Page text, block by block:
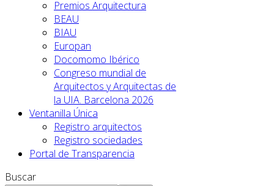
Premios Arquitectura
BEAU
BIAU
Europan
Docomomo Ibérico
Congreso mundial de
Arquitectos y Arquitectas de
la UIA. Barcelona 2026
Ventanilla Única
Registro arquitectos
Registro sociedades
Portal de Transparencia
Buscar